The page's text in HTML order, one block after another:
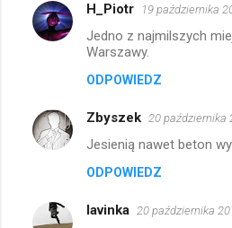
H_Piotr 19 października
Jedno z najmilszych
Warszawy.
ODPOWIEDZ
Zbyszek 20 października
Jesienią nawet beton
ODPOWIEDZ
lavinka 20 października